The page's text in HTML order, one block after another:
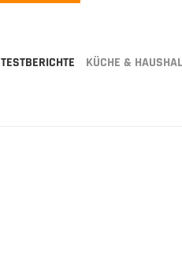
TESTBERICHTE KÜCHE &